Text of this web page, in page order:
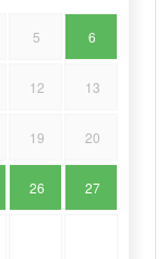
5 6
12 13
19 20
26 27